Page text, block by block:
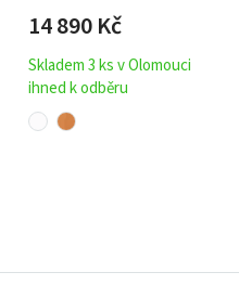
14 890Kč
Skladem 3 ks v Olomouci
ihned k odběru